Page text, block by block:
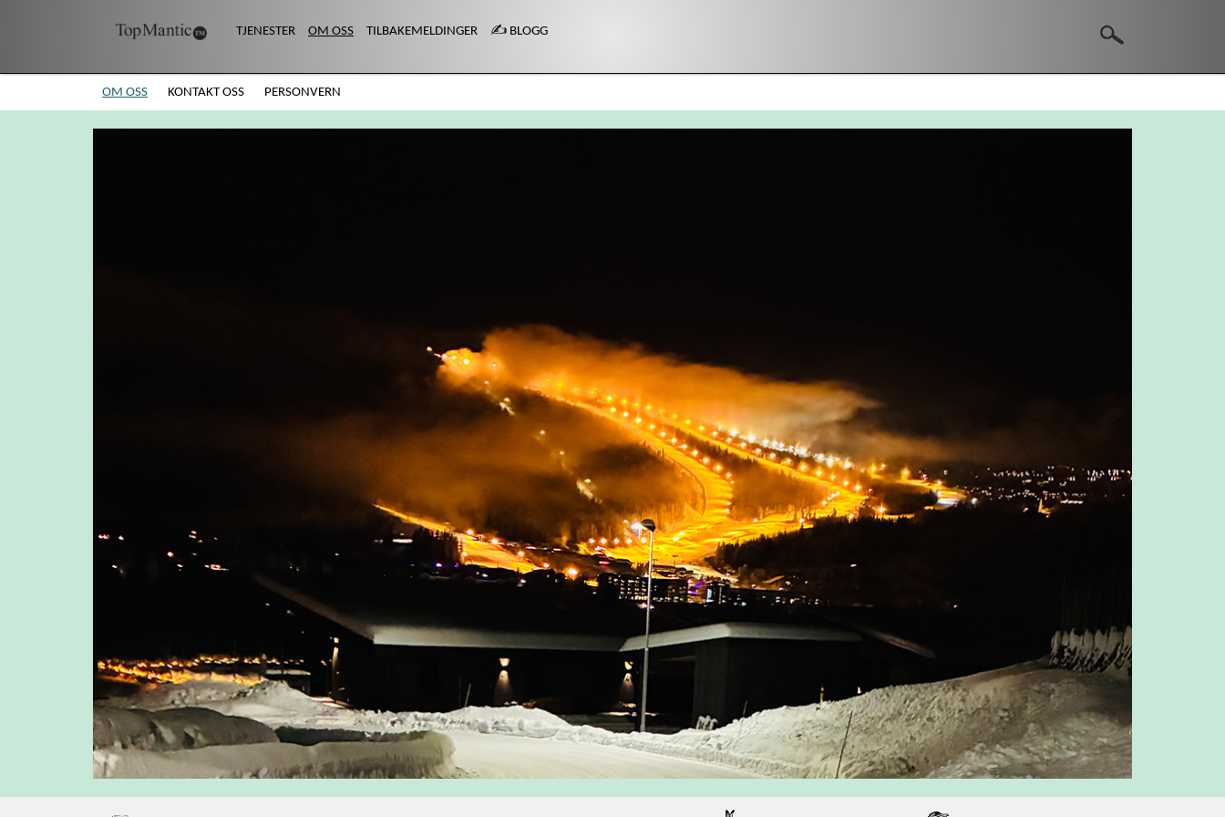
TJENESTER OM OSS TILBAKEMELDINGER ✍️ BLOGG
OM OSS KONTAKT OSS PERSONVERN